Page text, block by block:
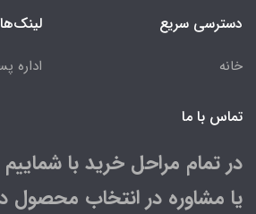
دسترسی سریع
خانه اداره
تماس با ما
در تمام مراحل خرید با
یا مشاوره در انتخاب محصول